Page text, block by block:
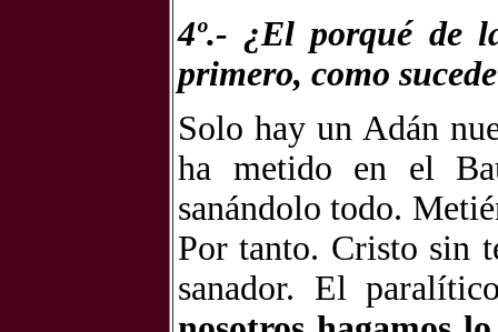
4º.- ¿El porqué de
primero, como
Solo hay un Adán
ha metido en el
sanándolo todo.
Por tanto. Cristo sin
sanador. El